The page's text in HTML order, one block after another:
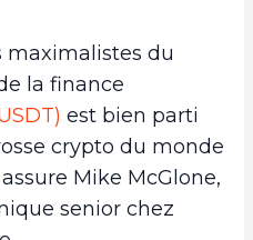
maximalistes du
la finance
est bien parti
crypto du monde
Mike McGlone,
senior chez